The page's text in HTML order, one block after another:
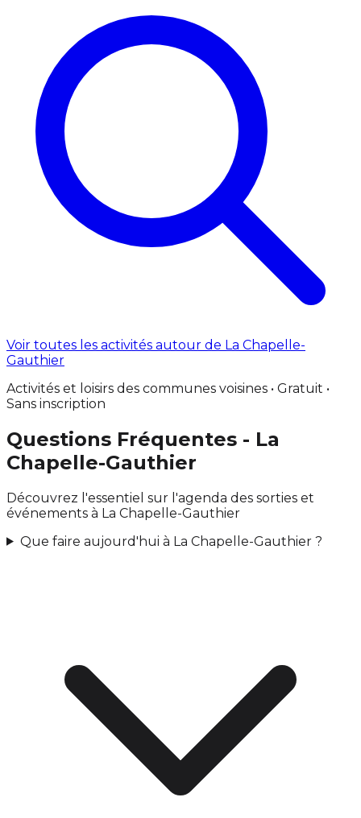
Voir toutes les activités autour de La Chapelle-
Gauthier
Activités et loisirs des communes voisines • Gratuit •
Sans inscription
Questions Fréquentes - La
Chapelle-Gauthier
Découvrez l'essentiel sur l'agenda des sorties et
événements à La Chapelle-Gauthier
Que faire aujourd'hui à La Chapelle-Gauthier ?